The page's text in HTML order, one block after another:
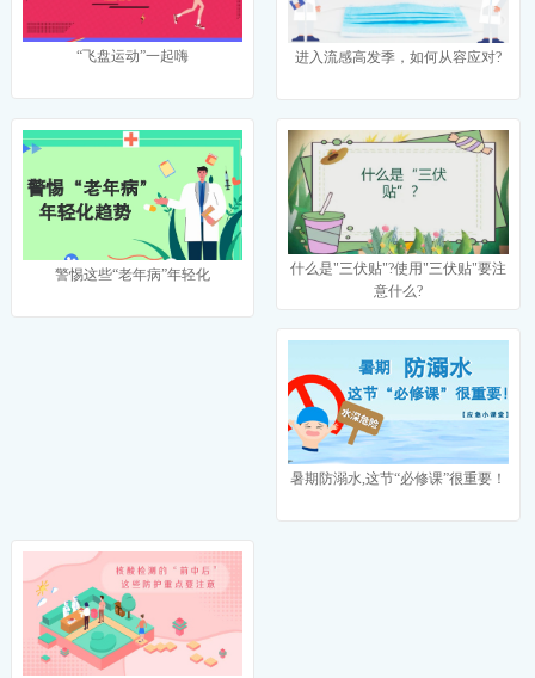
“飞盘运动”一起嗨 进入流感高发季，如何从容应对?
警惕这些“老年病”年轻化
什么是"三伏贴"?使用"三伏贴"要注
意什么?
暑期防溺水,这节“必修课”很重要！